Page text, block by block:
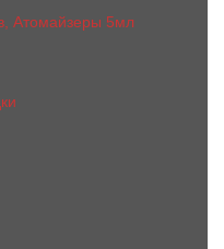
Атомайзеры 5мл